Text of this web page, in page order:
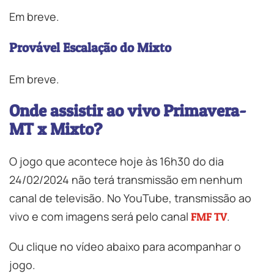
Em breve.
Provável Escalação do Mixto
Em breve.
Onde assistir ao vivo Primavera-
MT x Mixto?
O jogo que acontece hoje às 16h30 do dia
24/02/2024 não terá transmissão em nenhum
canal de televisão. No YouTube, transmissão ao
vivo e com imagens será pelo canal FMF TV.
Ou clique no vídeo abaixo para acompanhar o
jogo.